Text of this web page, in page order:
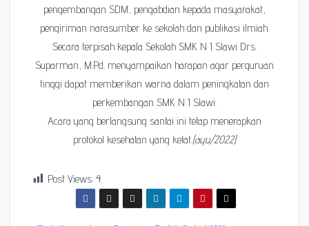
pengembangan SDM, pengabdian kepada masyarakat,
pengiriman narasumber ke sekolah dan publikasi ilmiah.
Secara terpisah kepala Sekolah SMK N 1 Slawi Drs.
Suparman, M.Pd. menyampaikan harapan agar perguruan
tinggi dapat memberikan warna dalam peningkatan dan
perkembangan SMK N 1 Slawi.
Acara yang berlangsung santai ini tetap menerapkan
protokol kesehatan yang ketat.(ayu/2022)
Post Views: 4